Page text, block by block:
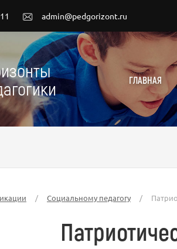
admin@pedgorizont.ru
ГЛАВНАЯ
/ Социальному педагогу /